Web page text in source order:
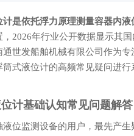
计是依托浮力原理测量容器内
，2026年行业公开数据显示其
通世发船舶机械有限公司作为
筒式液位计的高频常见疑问进
计基础认知常见问题解答
液位监测设备的用户，最先产